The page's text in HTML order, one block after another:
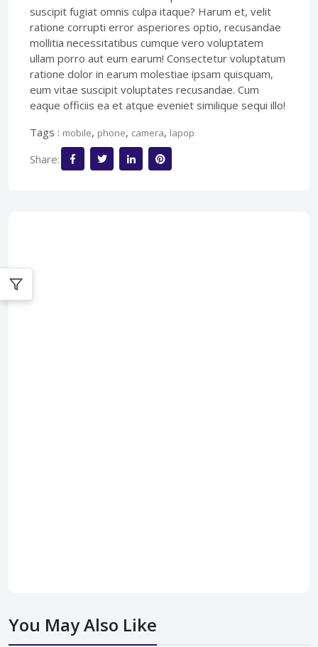
suscipit fugiat omnis culpa itaque? Harum et, velit
ratione corrupti error asperiores optio, recusandae
mollitia necessitatibus cumque vero voluptatem
ullam porro aut eum earum! Consectetur voluptatum
ratione dolor in earum molestiae ipsam quisquam,
eum vitae suscipit voluptates recusandae. Cum
eaque officiis ea et atque eveniet similique sequi illo!
Tags : mobile, phone, camera, lapop
Share:
You May Also Like